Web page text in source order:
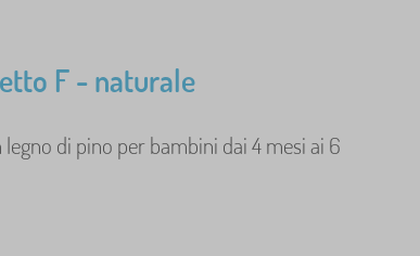
F - naturale
di pino per bambini dai 4 mesi ai 6